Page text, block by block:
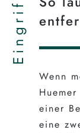
Eingriff
Wenn
einer
eine